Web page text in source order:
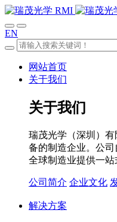
EN
网站首页
关于我们
关于我们
瑞茂光学（深圳）
备的制造企业。公
全球制造业提供一站
公司简介 企业文化
解决方案